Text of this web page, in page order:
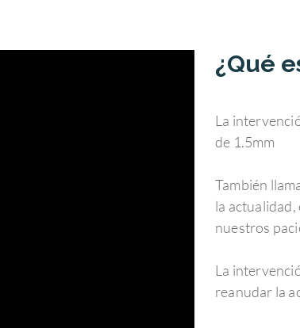
¿Qué
La
de 1.5mm
También
la
nuestros
La
reanudar la